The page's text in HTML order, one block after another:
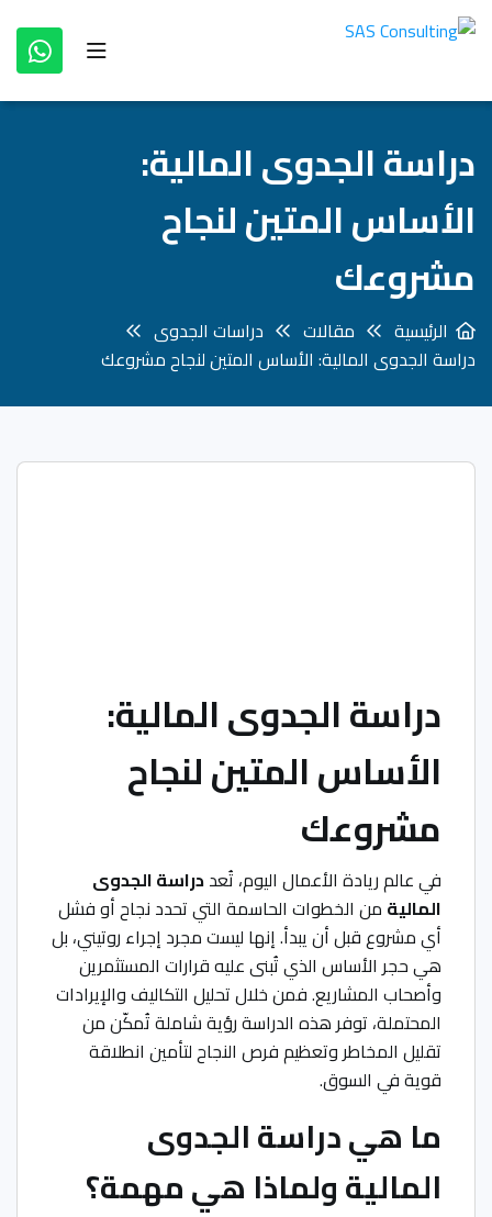
دراسة الجدوى المالية:
الأساس المتين لنجاح
مشروعك
الرئيسية مقالات
دراسات الجدوى
دراسة الجدوى المالية: الأساس المتين لنجاح مشروعك
دراسة الجدوى المالية:
الأساس المتين لنجاح
مشروعك
في عالم ريادة الأعمال اليوم، تُعددراسة الجدوى
الماليةمن الخطوات الحاسمة التي تحدد نجاح أو فشل
أي مشروع قبل أن يبدأ. إنها ليست مجرد إجراء روتيني، بل
هي حجر الأساس الذي تُبنى عليه قرارات المستثمرين
وأصحاب المشاريع. فمن خلال تحليل التكاليف والإيرادات
المحتملة، توفر هذه الدراسة رؤية شاملة تُمكّن من
تقليل المخاطر وتعظيم فرص النجاح لتأمين انطلاقة
قوية في السوق.
ما هي دراسة الجدوى
المالية ولماذا هي مهمة؟